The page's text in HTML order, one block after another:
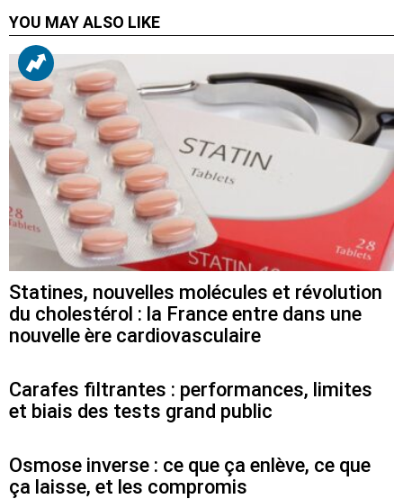
YOU MAY ALSO LIKE
Statines, nouvelles molécules et révolution
du cholestérol : la France entre dans une
nouvelle ère cardiovasculaire
Carafes filtrantes : performances, limites
et biais des tests grand public
Osmose inverse : ce que ça enlève, ce que
ça laisse, et les compromis